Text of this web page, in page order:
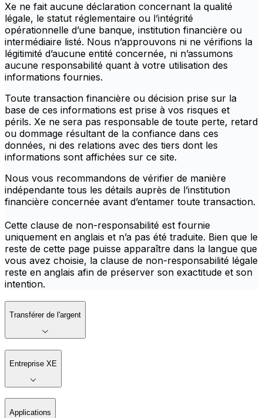
Xe ne fait aucune déclaration concernant la qualité
légale, le statut réglementaire ou l’intégrité
opérationnelle d’une banque, institution financière ou
intermédiaire listé. Nous n’approuvons ni ne vérifions la
légitimité d’aucune entité concernée, ni n’assumons
aucune responsabilité quant à votre utilisation des
informations fournies.
Toute transaction financière ou décision prise sur la
base de ces informations est prise à vos risques et
périls. Xe ne sera pas responsable de toute perte, retard
ou dommage résultant de la confiance dans ces
données, ni des relations avec des tiers dont les
informations sont affichées sur ce site.
Nous vous recommandons de vérifier de manière
indépendante tous les détails auprès de l’institution
financière concernée avant d’entamer toute transaction.
Cette clause de non-responsabilité est fournie
uniquement en anglais et n’a pas été traduite. Bien que le
reste de cette page puisse apparaître dans la langue que
vous avez choisie, la clause de non-responsabilité légale
reste en anglais afin de préserver son exactitude et son
intention.
Transférer de l'argent
Entreprise XE
Applications